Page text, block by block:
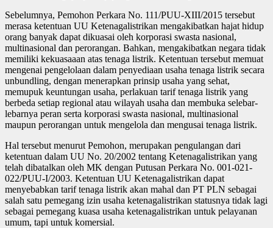
Sebelumnya, Pemohon Perkara No. 111/PUU-XIII/2015 tersebut
merasa ketentuan UU Ketenagalistrikan mengakibatkan hajat hidup
orang banyak dapat dikuasai oleh korporasi swasta nasional,
multinasional dan perorangan. Bahkan, mengakibatkan negara tidak
memiliki kekuasaaan atas tenaga listrik. Ketentuan tersebut memuat
mengenai pengelolaan dalam penyediaan usaha tenaga listrik secara
unbundling, dengan menerapkan prinsip usaha yang sehat,
memupuk keuntungan usaha, perlakuan tarif tenaga listrik yang
berbeda setiap regional atau wilayah usaha dan membuka selebar-
lebarnya peran serta korporasi swasta nasional, multinasional
maupun perorangan untuk mengelola dan mengusai tenaga listrik.
Hal tersebut menurut Pemohon, merupakan pengulangan dari
ketentuan dalam UU No. 20/2002 tentang Ketenagalistrikan yang
telah dibatalkan oleh MK dengan Putusan Perkara No. 001-021-
022/PUU-I/2003. Ketentuan UU Ketenagalistrikan dapat
menyebabkan tarif tenaga listrik akan mahal dan PT PLN sebagai
salah satu pemegang izin usaha ketenagalistrikan statusnya tidak lagi
sebagai pemegang kuasa usaha ketenagalistrikan untuk pelayanan
umum, tapi untuk komersial.